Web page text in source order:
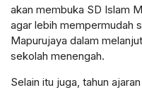
akan membuka SD Islam
agar lebih mempermudah
Mapurujaya dalam
sekolah menengah.
Selain itu juga, tahun